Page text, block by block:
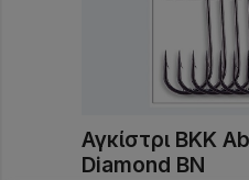
Αγκίστρι BKK
Diamond BN